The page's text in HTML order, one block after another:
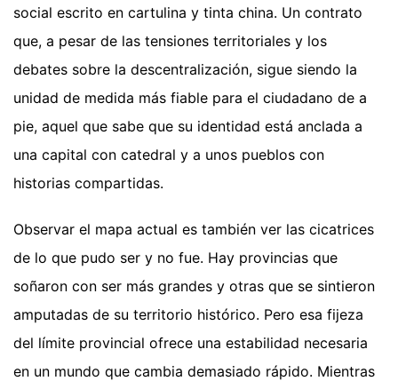
social escrito en cartulina y tinta china. Un contrato
que, a pesar de las tensiones territoriales y los
debates sobre la descentralización, sigue siendo la
unidad de medida más fiable para el ciudadano de a
pie, aquel que sabe que su identidad está anclada a
una capital con catedral y a unos pueblos con
historias compartidas.
Observar el mapa actual es también ver las cicatrices
de lo que pudo ser y no fue. Hay provincias que
soñaron con ser más grandes y otras que se sintieron
amputadas de su territorio histórico. Pero esa fijeza
del límite provincial ofrece una estabilidad necesaria
en un mundo que cambia demasiado rápido. Mientras